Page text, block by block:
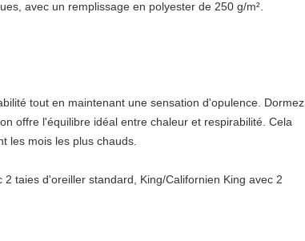
avec un remplissage en polyester de 250 g/m².
tout en maintenant une sensation d'opulence. Dormez
offre l'équilibre idéal entre chaleur et respirabilité. Cela
les mois les plus chauds.
taies d'oreiller standard, King/Californien King avec 2